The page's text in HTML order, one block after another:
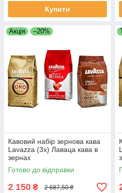
Купити
Акція –20%
Кавовий набір зернова кава
Lavazza (3х) Лаваца кава в
зернах
Готово до відправки
2 150 ₴ 2 687,50 ₴